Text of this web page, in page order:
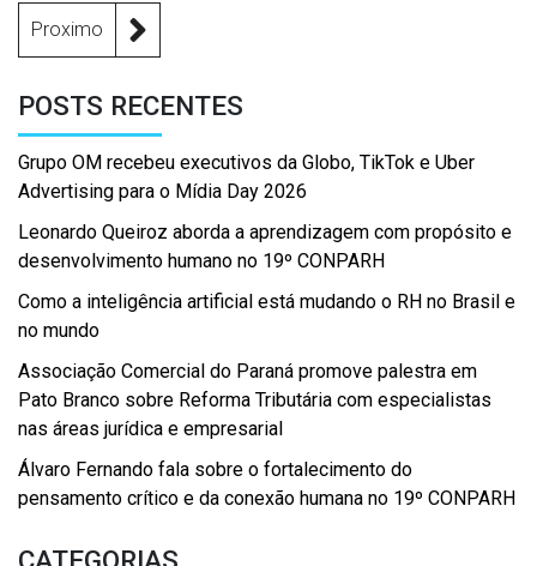
Proximo
POSTS RECENTES
Grupo OM recebeu executivos da Globo, TikTok e Uber
Advertising para o Mídia Day 2026
Leonardo Queiroz aborda a aprendizagem com propósito e
desenvolvimento humano no 19º CONPARH
Como a inteligência artificial está mudando o RH no Brasil e
no mundo
Associação Comercial do Paraná promove palestra em
Pato Branco sobre Reforma Tributária com especialistas
nas áreas jurídica e empresarial
Álvaro Fernando fala sobre o fortalecimento do
pensamento crítico e da conexão humana no 19º CONPARH